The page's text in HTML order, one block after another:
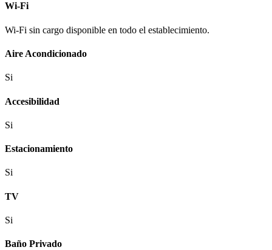
Wi-Fi
Wi-Fi sin cargo disponible en todo el establecimiento.
Aire Acondicionado
Si
Accesibilidad
Si
Estacionamiento
Si
TV
Si
Baño Privado